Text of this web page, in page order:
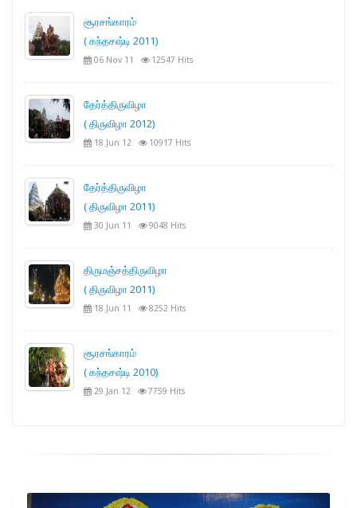
சூரசங்காரம்
( கந்தசஷ்டி 2011)
06 Nov 11 12547 Hits
தேர்த்திருவிழா
( திருவிழா 2012)
18 Jun 12 10917 Hits
தேர்த்திருவிழா
( திருவிழா 2011)
30 Jun 11 9048 Hits
திருமஞ்சத்திருவிழா
( திருவிழா 2011)
18 Jun 11 8252 Hits
சூரசங்காரம்
( கந்தசஷ்டி 2010)
29 Jan 12 7759 Hits